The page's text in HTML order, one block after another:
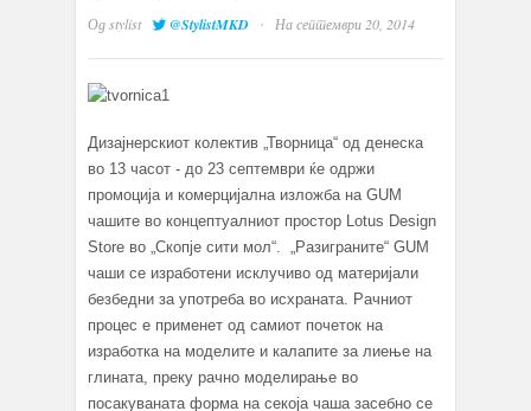
Одstylist @StylistMKD · На септември 20, 2014
Дизајнерскиот колектив „Творница“ од денеска
во 13 часот - до 23 септември ќе одржи
промоција и комерцијална изложба на GUM
чашите во концептуалниот простор Lotus Design
Store во „Скопје сити мол“. „Разиграните“ GUM
чаши се изработени исклучиво од материјали
безбедни за употреба во исхраната. Рачниот
процес е применет од самиот почеток на
изработка на моделите и калапите за лиење на
глината, преку рачно моделирање во
посакуваната форма на секоја чаша засебно се